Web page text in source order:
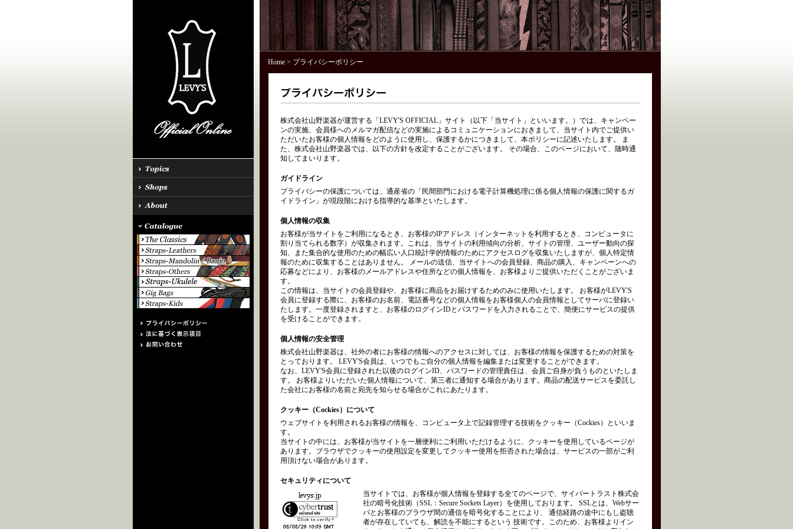
Home> プライバシーポリシー
株式会社山野楽器が運営する「LEVY'S OFFICIAL」サイト（以下「当サイト」といいます。）では、キャンペー
ンの実施、会員様へのメルマガ配信などの実施によるコミュニケーションにおきまして、当サイト内でご提供い
ただいたお客様の個人情報をどのように使用し、保護するかにつきまして、本ポリシーに記述いたします。 ま
た、株式会社山野楽器では、以下の方針を改定することがございます。 その場合、このページにおいて、随時通
知してまいります。
ガイドライン
プライバシーの保護については、通産省の「民間部門における電子計算機処理に係る個人情報の保護に関するガ
イドライン」が現段階における指導的な基準といたします。
個人情報の収集
お客様が当サイトをご利用になるとき、お客様のIPアドレス（インターネットを利用するとき、コンピュータに
割り当てられる数字）が収集されます。これは、当サイトの利用傾向の分析、サイトの管理、ユーザー動向の探
知、また集合的な使用のための幅広い人口統計学的情報のためにアクセスログを収集いたしますが、個人特定情
報のために収集することはありません。 メールの送信、当サイトへの会員登録、商品の購入、キャンペーンへの
応募などにより、お客様のメールアドレスや住所などの個人情報を、お客様よりご提供いただくことがございま
す。
この情報は、当サイトの会員登録や、お客様に商品をお届けするためのみに使用いたします。 お客様がLEVY'S
会員に登録する際に、お客様のお名前、電話番号などの個人情報をお客様個人の会員情報としてサーバに登録い
たします。一度登録されますと、お客様のログインIDとパスワードを入力されることで、簡便にサービスの提供
を受けることができます。
個人情報の安全管理
株式会社山野楽器は、社外の者にお客様の情報へのアクセスに対しては、お客様の情報を保護するための対策を
とっております。 LEVY'S会員は、いつでもご自分の個人情報を編集または変更することができます。
なお、LEVY'S会員に登録された以後のログインID、パスワードの管理責任は、会員ご自身が負うものといたしま
す。 お客様よりいただいた個人情報について、第三者に通知する場合があります。商品の配送サービスを委託し
た会社にお客様の名前と宛先を知らせる場合がこれにあたります。
クッキー（Cockies）について
ウェブサイトを利用されるお客様の情報を、コンピュータ上で記録管理する技術をクッキー（Cockies）といいま
す。
当サイトの中には、お客様が当サイトを一層便利にご利用いただけるように、クッキーを使用しているページが
あります。ブラウザでクッキーの使用設定を変更してクッキー使用を拒否された場合は、サービスの一部がご利
用頂けない場合があります。
セキュリティについて
当サイトでは、お客様が個人情報を登録する全てのページで、サイバートラスト株式会
社の暗号化技術（SSL：Secure Sockets Layer）を使用しております。 SSLとは、Webサー
バとお客様のブラウザ間の通信を暗号化することにより、 通信経路の途中にもし盗聴
者が存在していても、解読を不能にするという 技術です。このため、お客様よりイン